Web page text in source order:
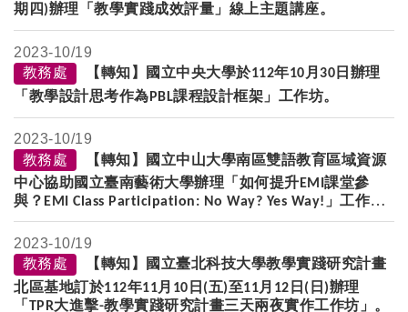
期四)辦理「教學實踐成效評量」線上主題講座。
2023-10/19
教務處
【轉知】國立中央大學於112年10 月30 日辦理
「教學設計思考作為 PBL課程設計框架」工作坊。
2023-10/19
教務處
【轉知】國立中山大學南區雙語教育區域資源
中心協助國立臺南藝術大學辦理「如何提升EMI課堂參
與？ EMI Class Participation: No Way? Yes Way! 」工作
坊。
2023-10/19
教務處
【轉知】國立臺北科技大學教學實踐研究計畫
北區基地訂於112年11月 10 日 (五)至11月 12 日 ( 日 )辦理
「 TPR大進擊-教學實踐研究計畫三天兩夜實作工作坊」。